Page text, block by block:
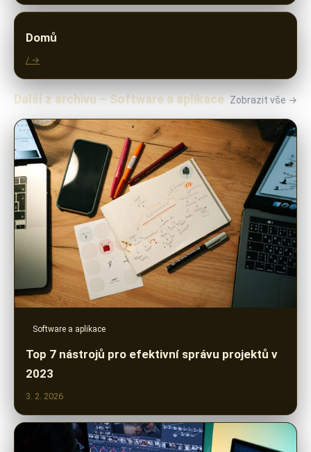
Domů
/ →
Další z archivu – Software a aplikace Zobrazit vše →
Software a aplikace
Top 7 nástrojů pro efektivní správu projektů v
2023
3. 2. 2026